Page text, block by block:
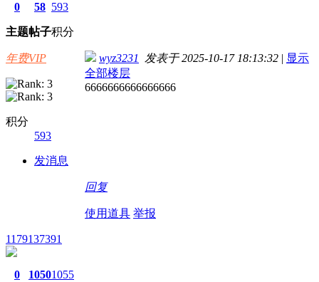
0
主题
58
帖子
593
积分
年费VIP
积分
593
发消息
wyz3231 发表于 2025-10-17 18:13:32 | 显示
全部楼层
6666666666666666
回复
使用道具 举报
1179137391
0 10501055